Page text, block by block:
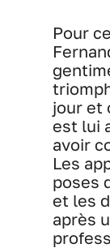
Pour
jour et
est lui
avoir
Les
poses
et les
après